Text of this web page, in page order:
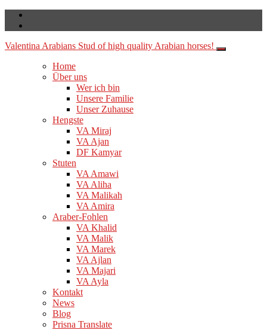
Valentina Arabians Stud of high quality Arabian horses!
Home
Über uns
Wer ich bin
Unsere Familie
Unser Zuhause
Hengste
VA Miraj
VA Ajan
DF Kamyar
Stuten
VA Amawi
VA Aliha
VA Malikah
VA Amira
Araber-Fohlen
VA Khalid
VA Malik
VA Marek
VA Ajlan
VA Majari
VA Ayla
Kontakt
News
Blog
Prisna Translate